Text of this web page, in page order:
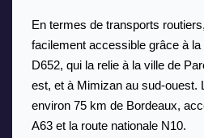
En termes de transports
facilement accessible grâce à
D652, qui la relie à la ville de
est, et à Mimizan au sud-ouest.
environ 75 km de Bordeaux,
A63 et la route nationale N10.